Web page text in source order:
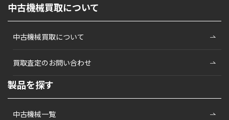
中古機械買取について
中古機械買取について
買取査定のお問い合わせ
製品を探す
中古機械一覧